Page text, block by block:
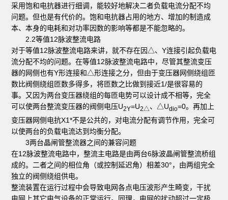
采用饱和电抗器进行细调，能较好地解决二者负载电流分配不均
问题。但也是有代价的。饱和电抗器占用的地方、增加的制造成
本、本身的电耗和对功率因数的影响等都是不能忽略的。
2.2等值12脉波整流电路
对于等值12脉波整流电路来讲，就不存在因△、Y连接引起负载电
流分配不均的问题。在等值12脉波整流电路中，尽管其整流变压
器的网侧也有Y形连接和△形连接之分，但由于变压器网侧绕组匝
数比阀侧绕组匝数多得多，将匝数之比做到接近1/是很容易的
事。又因为两台变压器绕组的每匝电势可以设计成不相等，完全
可以使两台整流变压器的阀侧电压U2Y=U2△、△Udio=0。再加上
变压器网侧电抗X1*不是公共的，对电流分配有调节作用，完全可
以使两台的负载电流达到均衡分配。
3两台晶闸管整流器之间的兼容问题
在12脉波整流电路中，整流主电路是由两台6脉波晶闸管整流桥组
成的。二者之间的相位角（或控制延迟角）相差30°，由两组完全
独立的阀侧绕组供电。
整流装置在运行过程中会导致电网各点电压波形产生畸变，干扰